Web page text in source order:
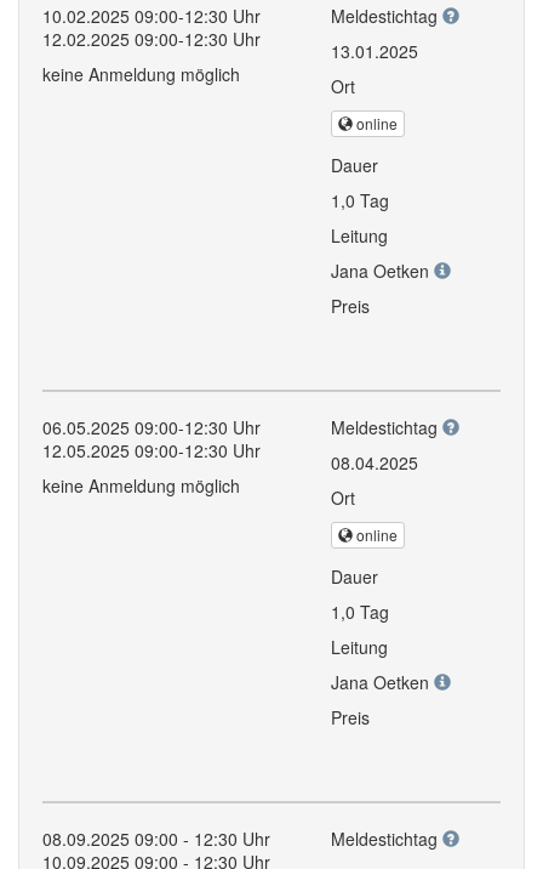
10.02.2025 09:00-12:30 Uhr
12.02.2025 09:00-12:30 Uhr
keine Anmeldung möglich
Meldestichtag
13.01.2025
Ort
online
Dauer
1,0 Tag
Leitung
Jana Oetken
Preis
06.05.2025 09:00-12:30 Uhr
12.05.2025 09:00-12:30 Uhr
keine Anmeldung möglich
Meldestichtag
08.04.2025
Ort
online
Dauer
1,0 Tag
Leitung
Jana Oetken
Preis
08.09.2025 09:00 - 12:30 Uhr
10.09.2025 09:00 - 12:30 Uhr
Meldestichtag